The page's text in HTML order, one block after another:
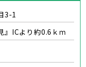
3-1
』ICより約0.6ｋｍ